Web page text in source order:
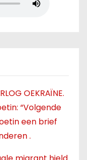
OEKRAÏNE.
“Volgende
een brief
.